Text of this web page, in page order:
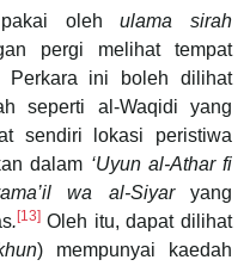
pakai olehulama sirah
pergi melihat tempat
Perkara ini boleh dilihat
seperti al-Waqidi yang
sendiri lokasi peristiwa
dalam ‘Uyun al-Athar fi
wa al-Siyar yang
.[13]Oleh itu, dapat dilihat
) mempunyai kaedah